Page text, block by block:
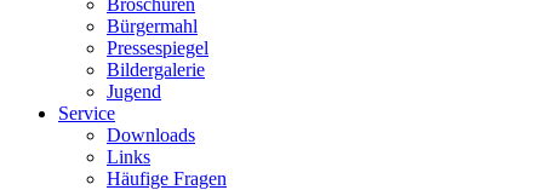
Broschüren
Bürgermahl
Pressespiegel
Bildergalerie
Jugend
Service
Downloads
Links
Häufige Fragen